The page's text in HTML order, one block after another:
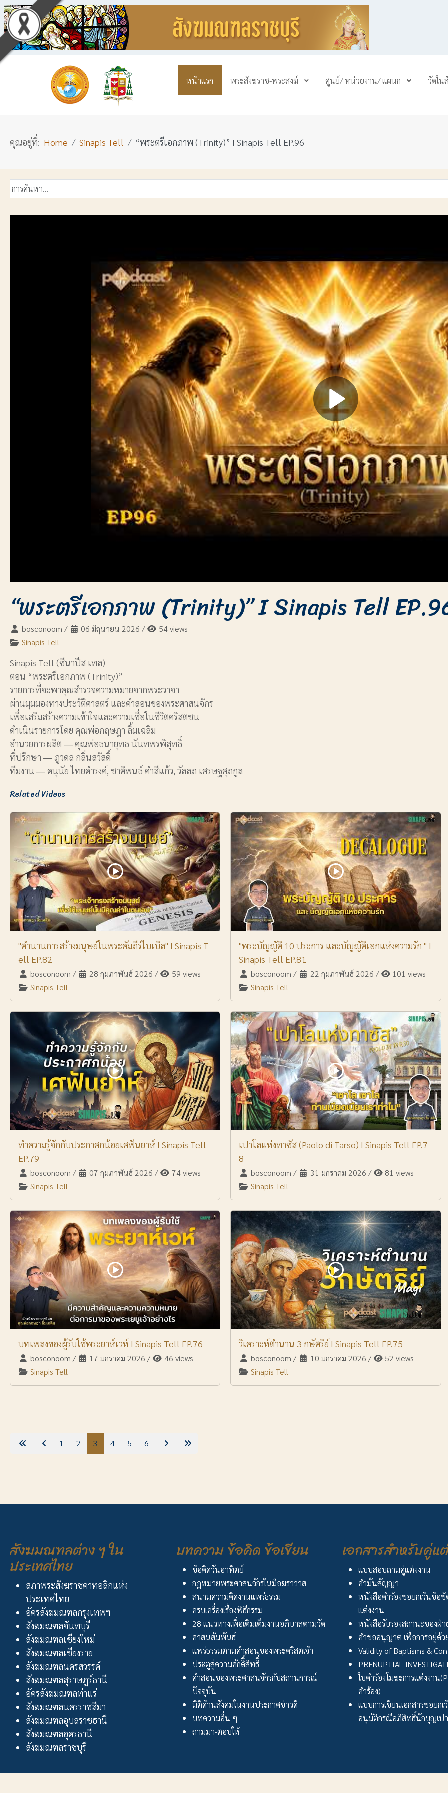
หน้าแรก พระสังฆราช-พระสงฆ์ ศูนย์/ หน่วยงาน/ แผนก วัดใ
คุณอยู่ที่: Home Sinapis Tell “พระตรีเอกภาพ (Trinity)” I Sinapis Tell EP.96
“พระตรีเอกภาพ (Trinity)” I Sinapis Tell
bosconoom / 06 มิถุนายน 2026 /
54 views
Sinapis Tell
Sinapis Tell (ซีนาปีส เทล)
ตอน “พระตรีเอกภาพ (Trinity)”
รายการที่จะพาคุณสำรวจความหมายจากพระวาจา
ผ่านมุมมองทางประวัติศาสตร์ และคำสอนของพระศาสนจักร
เพื่อเสริมสร้างความเข้าใจและความเชื่อในชีวิตคริสตชน
ดำเนินรายการโดย คุณพ่อกฤษฎา ลิ้มเฉลิม
อำนวยการผลิต ― คุณพ่อธนายุทธ นันทพรพิสุทธิ์
ที่ปรึกษา ― ภูวดล กลิ่นสวัสดิ์
ทีมงาน ― ดนุนัย ไทยดำรงค์, ชาติพนธ์ คำสีแก้ว, วัลลภ เศรษฐศุภกูล
Related Videos
"ตำนานการสร้างมนุษย์ในพระคัมภีร์ไบเบิล" I Sinapis T
ell EP.82
bosconoom / 28 กุมภาพันธ์ 2026 /
59 views
Sinapis Tell
"พระบัญญัติ 10 ประการ และบัญญัติเอกแห่งความรัก " I
Sinapis Tell EP.81
bosconoom / 22 กุมภาพันธ์ 2026 /
101 views
Sinapis Tell
ทำความรู้จักกับประกาศกน้อยเศฟันยาห์ I Sinapis Tell
EP.79
bosconoom / 07 กุมภาพันธ์ 2026 /
74 views
Sinapis Tell
เปาโลแห่งทาซัส (Paolo di Tarso) I Sinapis Tell EP.7
8
bosconoom / 31 มกราคม 2026 /
81 views
Sinapis Tell
บทเพลงของผู้รับใช้พระยาห์เวห์ I Sinapis Tell EP.76
bosconoom / 17 มกราคม 2026 /
46 views
Sinapis Tell
วิเคราะห์ตำนาน 3 กษัตริย์ I Sinapis Tell EP.75
bosconoom / 10 มกราคม 2026 /
52 views
Sinapis Tell
1 2 3 4 5 6
สังฆมณฑลต่าง ๆ ใน
ประเทศไทย
สภาพระสังฆราชคาทอลิกแห่ง
ประเทศไทย
อัครสังฆมณฑลกรุงเทพฯ
สังฆมณฑลจันทบุรี
สังฆมณฑลเชียงใหม่
สังฆมณฑลเชียงราย
สังฆมณฑลนครสวรรค์
สังฆมณฑลสุราษฎร์ธานี
อัครสังฆมณฑลท่าแร่
สังฆมณฑลนครราชสีมา
สังฆมณฑลอุบลราชธานี
สังฆมณฑลอุดรธานี
สังฆมณฑลราชบุรี
บทความ ข้อคิด ข้อเขียน
ข้อคิดวันอาทิตย์
กฏหมายพระศาสนจักรในมือฆราวาส
สนามความคิดงานแพร่ธรรม
ครบเครื่องเรื่องพิธีกรรม
28 แนวทางเพื่อเติมเต็มงานอภิบาลตามวัด
ศาสนสัมพันธ์
แพร่ธรรมตามคำสอนของพระคริสตเจ้า
ประตูสู่ความศักดิิ์สิทธิิ์
คำสอนของพระศาสนจักรกับสถานการณ์
ปัจจุบัน
มิติด้านสังคมในงานประกาศข่าวดี
บทความอื่น ๆ
ถามมา-ตอบให้
เอกสารสำหรับคู่แ
แบบสอบถามคู่แต่งงาน
คำมั่นสัญญา
หนังสือคำร้องขอยกเว้นข้อขั
แต่งงาน
หนังสือรับรองสถานะของฝ่
คำขออนุญาต เพื่อการอยู่ด้
Validity of Baptisms &
PRENUPTIAL
ใบคำร้องโมฆะการแต่งงาน
คำร้อง)
แบบการเขียนเอกสารขอยก
อนุมัติกรณีอภิสิทธิ์นักบุญเป